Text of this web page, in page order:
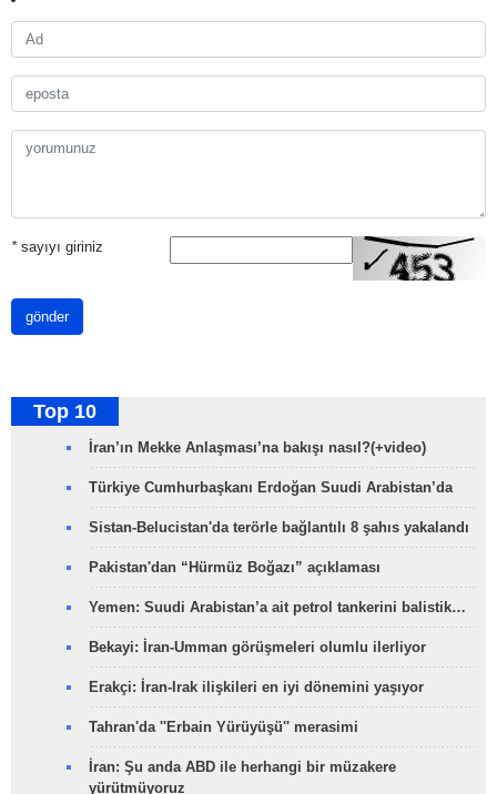
*sayıyı giriniz
gönder
Top 10
İran’ın Mekke Anlaşması’na bakışı nasıl?(+video)
Türkiye Cumhurbaşkanı Erdoğan Suudi Arabistan’da
Sistan-Belucistan'da terörle bağlantılı 8 şahıs yakalandı
Pakistan'dan “Hürmüz Boğazı” açıklaması
Yemen: Suudi Arabistan’a ait petrol tankerini balistik…
Bekayi: İran-Umman görüşmeleri olumlu ilerliyor
Erakçi: İran-Irak ilişkileri en iyi dönemini yaşıyor
Tahran'da ''Erbain Yürüyüşü'' merasimi
İran: Şu anda ABD ile herhangi bir müzakere
yürütmüyoruz